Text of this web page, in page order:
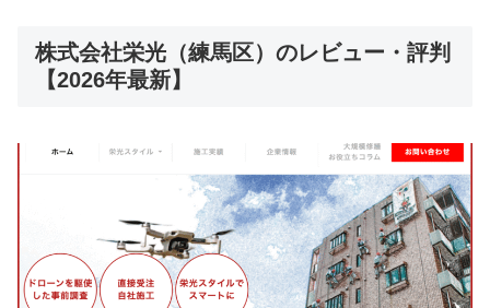
株式会社栄光（練馬区）のレビュー・評判
【2026年最新】